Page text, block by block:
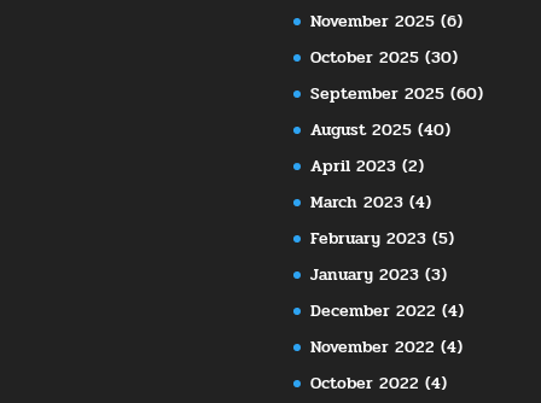
November 2025 (6)
October 2025 (30)
September 2025 (60)
August 2025 (40)
April 2023 (2)
March 2023 (4)
February 2023 (5)
January 2023 (3)
December 2022 (4)
November 2022 (4)
October 2022 (4)